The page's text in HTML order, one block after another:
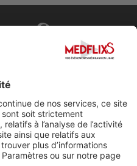
MedflixS®
légales